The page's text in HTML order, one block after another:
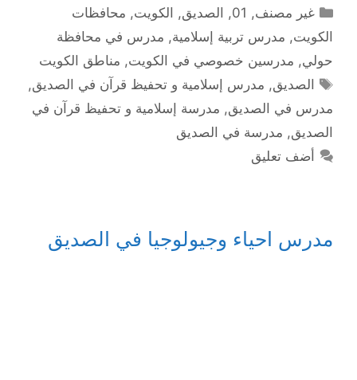
التصنيفات
غير مصنف,
01
, الصديق, الكويت, محافظات
الكويت, مدرس تربية إسلامية, مدرس في محافظة
حولي, مدرسين خصوصي في الكويت, مناطق الكويت
الوسوم
الصديق, مدرس إسلامية و تحفيظ قرآن في الصديق,
مدرس في الصديق, مدرسة إسلامية و تحفيظ قرآن في
الصديق, مدرسة في الصديق
أضف تعليق
مدرس احياء وجيولوجيا في الصديق